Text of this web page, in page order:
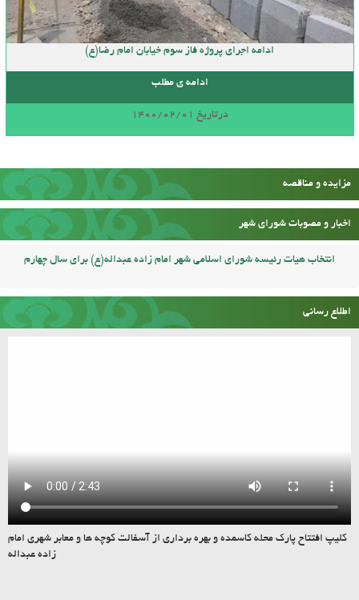
ادامه اجرای پروژه فاز سوم خیابان امام رضا(ع)
ادامه ی مطلب
درتاریخ 1400/02/01
مزایده و مناقصه
اخبار و مصوبات شورای شهر
انتخاب هیات رئیسه شورای اسلامی شهر امام زاده عبداله(ع) برای سال چهارم
اطلاع رسانی
کلیپ افتتاح پارک محله کاسمده و بهره برداری از آسفالت کوچه ها و معابر شهری امام
زاده عبداله